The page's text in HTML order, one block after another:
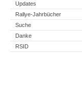
Updates
Rallye-Jahrbücher
Suche
Danke
RSID